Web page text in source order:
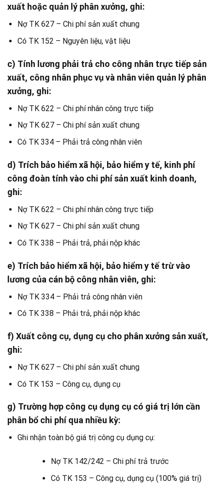
xuất hoặc quản lý phân xưởng, ghi:
Nợ TK 627 – Chi phí sản xuất chung
Có TK 152 – Nguyên liệu, vật liệu
c) Tính lương phải trả cho công nhân trực tiếp sản
xuất, công nhân phục vụ và nhân viên quản lý phân
xưởng, ghi:
Nợ TK 622 – Chi phí nhân công trực tiếp
Nợ TK 627 – Chi phí sản xuất chung
Có TK 334 – Phải trả công nhân viên
d) Trích bảo hiểm xã hội, bảo hiểm y tế, kinh phí
công đoàn tính vào chi phí sản xuất kinh doanh,
ghi:
Nợ TK 622 – Chi phí nhân công trực tiếp
Nợ TK 627 – Chi phí sản xuất chung
Có TK 338 – Phải trả, phải nộp khác
e) Trích bảo hiểm xã hội, bảo hiểm y tế trừ vào
lương của cán bộ công nhân viên, ghi:
Nợ TK 334 – Phải trả công nhân viên
Có TK 338 – Phải trả, phải nộp khác
f) Xuất công cụ, dụng cụ cho phân xưởng sản xuất,
ghi:
Nợ TK 627 – Chi phí sản xuất chung
Có TK 153 – Công cụ, dụng cụ
g) Trường hợp công cụ dụng cụ có giá trị lớn cần
phân bổ chi phí qua nhiều kỳ:
Ghi nhận toàn bộ giá trị công cụ dụng cụ:
Nợ TK 142/242 – Chi phí trả trước
Có TK 153 – Công cụ, dụng cụ (100% giá trị)